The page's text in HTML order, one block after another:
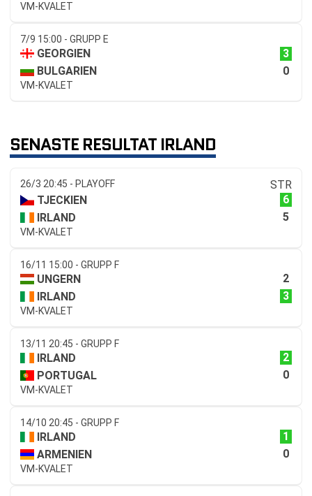
VM-KVALET
7/9 15:00 - GRUPP E
GEORGIEN
3
BULGARIEN
0
VM-KVALET
SENASTE RESULTAT IRLAND
26/3 20:45 - PLAYOFF
STR
TJECKIEN
6
IRLAND
5
VM-KVALET
16/11 15:00 - GRUPP F
UNGERN
2
IRLAND
3
VM-KVALET
13/11 20:45 - GRUPP F
IRLAND
2
PORTUGAL
0
VM-KVALET
14/10 20:45 - GRUPP F
IRLAND
1
ARMENIEN
0
VM-KVALET